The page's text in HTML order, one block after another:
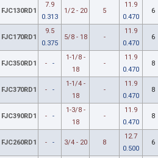
FJC130RD1
7.9
0.313
1/2 - 20 5
11.9
0.470
6
FJC170RD1
9.5
0.375
5/8 - 18 -
11.9
0.470
6
FJC350RD1 - -
1-1/8 -
18
-
11.9
0.470
8
FJC370RD1 - -
1-1/4 -
18
-
11.9
0.470
8
FJC390RD1 - -
1-3/8 -
18
-
11.9
0.470
8
FJC260RD1 - - 3/4 - 20 8
12.7
0.500
6